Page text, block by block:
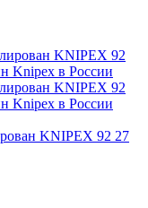
KNIPEX 92 27